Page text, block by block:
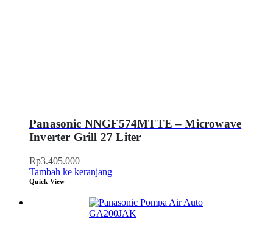
Panasonic NNGF574MTTE – Microwave
Inverter Grill 27 Liter
Rp3.405.000
Tambah ke keranjang
Quick View